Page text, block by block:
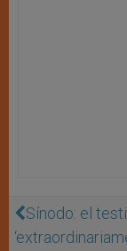
Sínodo: el